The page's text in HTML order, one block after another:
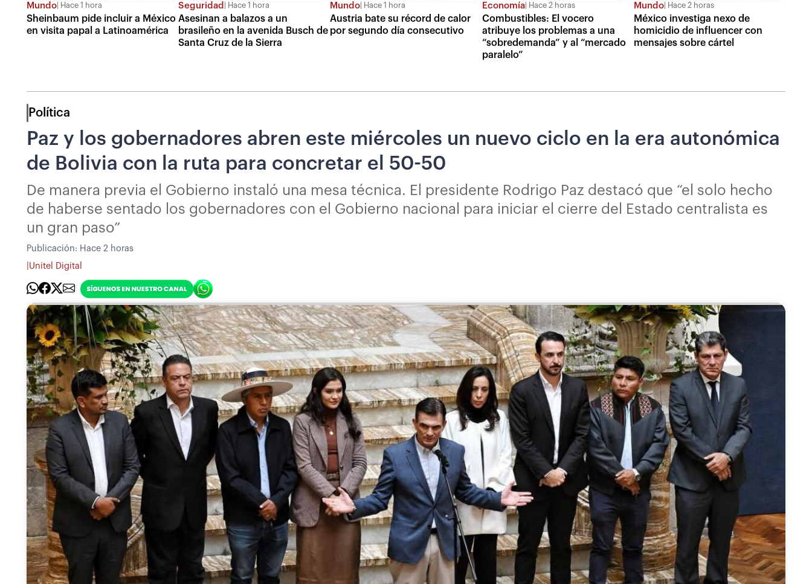
Mundo Hace 1 hora
Sheinbaum pide incluir a México
en visita papal a Latinoamérica
Seguridad Hace 1 hora
Asesinan a balazos a un
brasileño en la avenida Busch de
Santa Cruz de la Sierra
Mundo Hace 1 hora
Austria bate su récord de calor
por segundo día consecutivo
Economía Hace 2 horas
Combustibles: El vocero
atribuye los problemas a una
“sobredemanda” y al “mercado
paralelo”
Mundo Hace 2 horas
México investiga nexo de
homicidio de influencer con
mensajes sobre cártel
Política
Paz y los gobernadores abren este miércoles un nuevo ciclo en la era autonómica
de Bolivia con la ruta para concretar el 50-50
De manera previa el Gobierno instaló una mesa técnica. El presidente Rodrigo Paz destacó que “el solo hecho
de haberse sentado los gobernadores con el Gobierno nacional para iniciar el cierre del Estado centralista es
un gran paso”
Publicación: Hace 2 horas
Unitel Digital